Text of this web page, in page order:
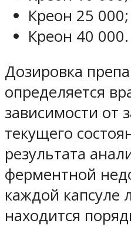
Креон 25 000;
Креон 40 000.
Дозировка
определяется
зависимости от
текущего
результата
ферментной
каждой капсуле
находится